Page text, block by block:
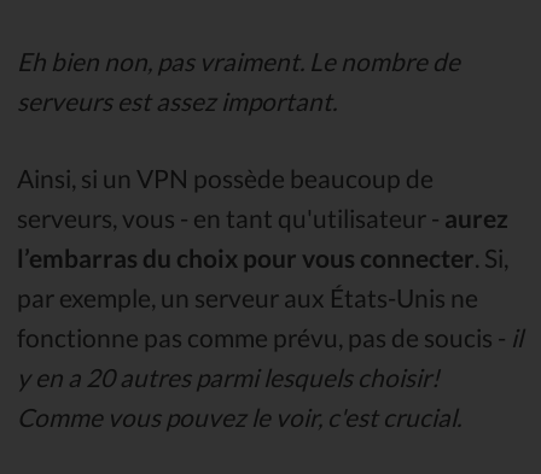
Eh bien non, pas vraiment. Le nombre de
serveurs est assez important.
Ainsi, si un VPN possède beaucoup de
serveurs, vous - en tant qu'utilisateur - aurez
l’embarras du choix pour vous connecter. Si,
par exemple, un serveur aux États-Unis ne
fonctionne pas comme prévu, pas de soucis - il
y en a 20 autres parmi lesquels choisir!
Comme vous pouvez le voir, c'est crucial.